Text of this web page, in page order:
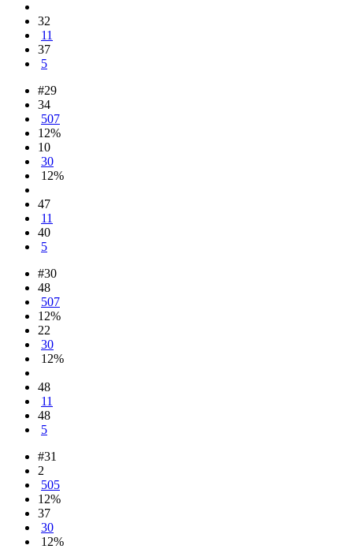
32
11
37
5
#29
34
507
12%
10
30
12%
47
11
40
5
#30
48
507
12%
22
30
12%
48
11
48
5
#31
2
505
12%
37
30
12%